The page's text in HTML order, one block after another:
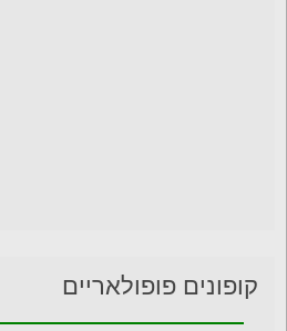
קופונים פופולאריים